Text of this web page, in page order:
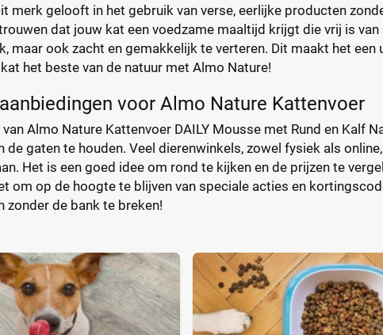
merk gelooft in het gebruik van verse, eerlijke producten
dat jouw kat een voedzame maaltijd krijgt die vrij is
maar ook zacht en gemakkelijk te verteren. Dit maakt het
het beste van de natuur met Almo Nature!
voor Almo Nature Kattenvoer
Almo Nature Kattenvoer DAILY Mousse met Rund en Kalf
de gaten te houden. Veel dierenwinkels, zowel fysiek als
Het is een goed idee om rond te kijken en de prijzen te
om op de hoogte te blijven van speciale acties en
zonder de bank te breken!